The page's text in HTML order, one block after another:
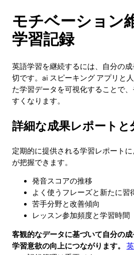
モチベーション
学習記録
英語学習を継続するには、自分の
切です。ai スピーキング アプリと
た学習データを可視化することで
すくなります。
詳細な成果レポートと
定期的に提供される学習レポート
が把握できます。
発音スコアの推移
よく使うフレーズと新たに習
苦手分野と改善傾向
レッスン参加頻度と学習時間
客観的なデータに基づいて自分の成
学習意欲の向上につながります。